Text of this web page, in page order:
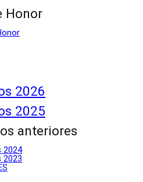
Honor
2026
2025
anteriores
2024
2023